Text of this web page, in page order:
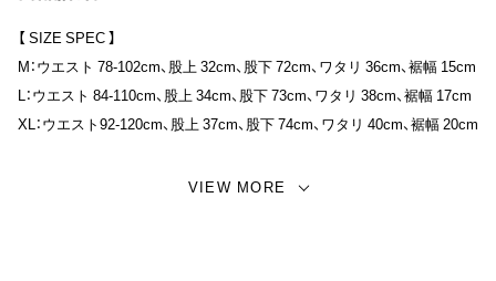
ちろん、ワークシャツやジャケット等様々なコーディネートに取り入れ
て頂けます。ラフながらにタウンユースに取り入れやすい1本です。ウ
エストはゴム入りのイージーパンツタイプで履き心地の快適さも魅力的
なロングパンツとなります。
トアップでの着用が可能となります。
【 SIZE SPEC 】
M：ウエスト 78-102cm、股上 32cm、股下 72cm、ワタリ 36cm、裾幅 15cm
L：ウエスト 84-110cm、股上 34cm、股下 73cm、ワタリ 38cm、裾幅 17cm
XL：ウエスト92-120cm、股上 37cm、股下 74cm、ワタリ 40cm、裾幅 20cm
VIEW MORE